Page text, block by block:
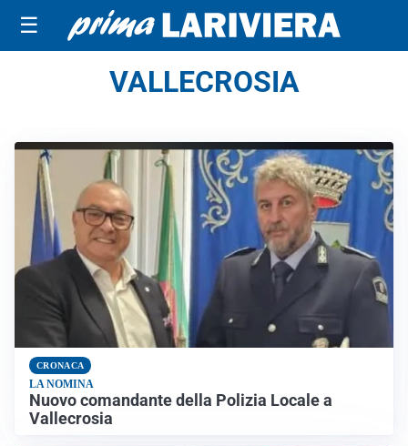
☰
VALLECROSIA
CRONACA
LA NOMINA
Nuovo comandante della Polizia Locale a
Vallecrosia